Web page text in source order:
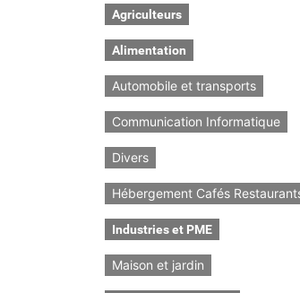
Agriculteurs
Alimentation
Automobile et transports
Communication Informatique
Divers
Hébergement Cafés
Industries et PME
Maison et jardin